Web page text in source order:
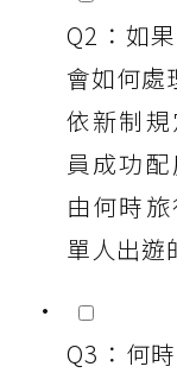
Q2：如
會如何處
依新制
員成功
由何時
單人出遊
Q3：何